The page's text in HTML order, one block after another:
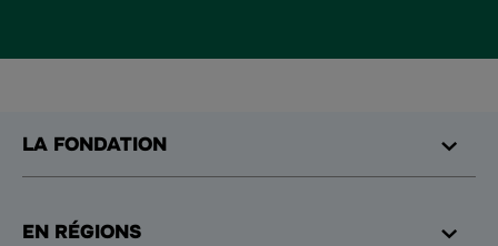
LA FONDATION
EN RÉGIONS